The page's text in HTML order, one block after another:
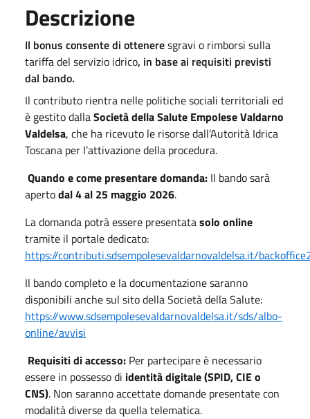
Descrizione
Il bonus consente di otteneresgravi o rimborsi sulla
tariffa del servizio idrico, in base ai requisiti previsti
dal bando.
Il contributo rientra nelle politiche sociali territoriali ed
è gestito dallaSocietà della Salute Empolese Valdarno
Valdelsa, che ha ricevuto le risorse dall’Autorità Idrica
Toscana per l’attivazione della procedura.
Quando e come presentare domanda: Il bando sarà
apertodal 4 al 25 maggio 2026.
La domanda potrà essere presentatasolo online
tramite il portale dedicato:
https://contributi.sdsempolesevaldarnovaldelsa.it/
Il bando completo e la documentazione saranno
disponibili anche sul sito della Società della Salute:
https://www.sdsempolesevaldarnovaldelsa.it/sds/albo-
online/avvisi
Requisiti di accesso: Per partecipare è necessario
essere in possesso di identità digitale (SPID, CIE o
CNS). Non saranno accettate domande presentate con
modalità diverse da quella telematica.